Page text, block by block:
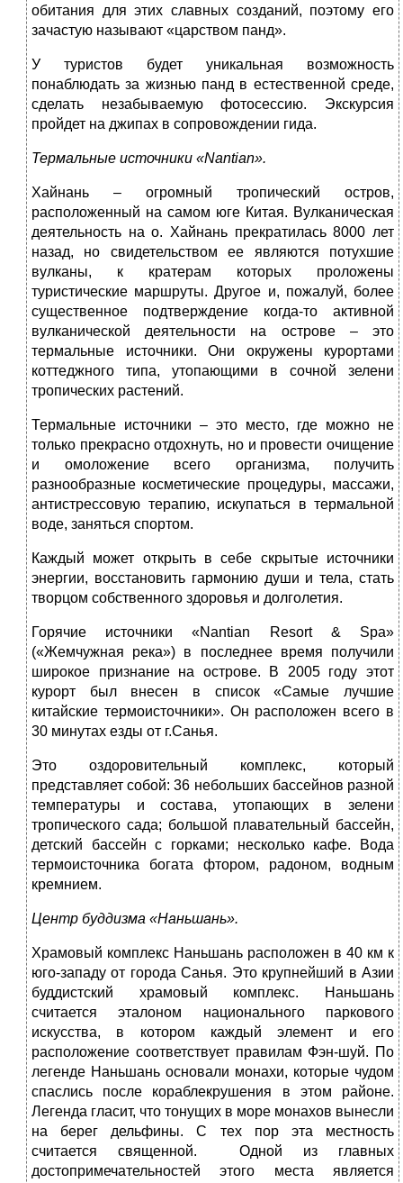
обитания для этих славных созданий, поэтому его
зачастую называют «царством панд».
У туристов будет уникальная возможность
понаблюдать за жизнью панд в естественной среде,
сделать незабываемую фотосессию. Экскурсия
пройдет на джипах в сопровождении гида.
Термальные источники «Nantian».
Хайнань – огромный тропический остров,
расположенный на самом юге Китая. Вулканическая
деятельность на о. Хайнань прекратилась 8000 лет
назад, но свидетельством ее являются потухшие
вулканы, к кратерам которых проложены
туристические маршруты. Другое и, пожалуй, более
существенное подтверждение когда-то активной
вулканической деятельности на острове – это
термальные источники. Они окружены курортами
коттеджного типа, утопающими в сочной зелени
тропических растений.
Термальные источники – это место, где можно не
только прекрасно отдохнуть, но и провести очищение
и омоложение всего организма, получить
разнообразные косметические процедуры, массажи,
антистрессовую терапию, искупаться в термальной
воде, заняться спортом.
Каждый может открыть в себе скрытые источники
энергии, восстановить гармонию души и тела, стать
творцом собственного здоровья и долголетия.
Горячие источники «Nantian Resort & Spa»
(«Жемчужная река») в последнее время получили
широкое признание на острове. В 2005 году этот
курорт был внесен в список «Самые лучшие
китайские термоисточники». Он расположен всего в
30 минутах езды от г.Санья.
Это оздоровительный комплекс, который
представляет собой: 36 небольших бассейнов разной
температуры и состава, утопающих в зелени
тропического сада; большой плавательный бассейн,
детский бассейн с горками; несколько кафе. Вода
термоисточника богата фтором, радоном, водным
кремнием.
Центр буддизма «Наньшань».
Храмовый комплекс Наньшань расположен в 40 км к
юго-западу от города Санья. Это крупнейший в Азии
буддистский храмовый комплекс. Наньшань
считается эталоном национального паркового
искусства, в котором каждый элемент и его
расположение соответствует правилам Фэн-шуй. По
легенде Наньшань основали монахи, которые чудом
спаслись после кораблекрушения в этом районе.
Легенда гласит, что тонущих в море монахов вынесли
на берег дельфины. С тех пор эта местность
считается священной. Одной из главных
достопримечательностей этого места является